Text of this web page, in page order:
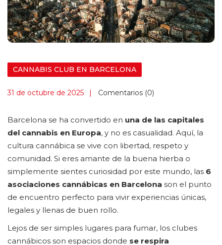
CANNABIS CLUB EN BARCELONA
31 de octubre de 2025 Comentarios (0)
Barcelona se ha convertido en una de las capitales
del cannabis en Europa, y no es casualidad. Aquí, la
cultura cannábica se vive con libertad, respeto y
comunidad. Si eres amante de la buena hierba o
simplemente sientes curiosidad por este mundo, las 6
asociaciones cannábicas en Barcelona son el punto
de encuentro perfecto para vivir experiencias únicas,
legales y llenas de buen rollo.
Lejos de ser simples lugares para fumar, los clubes
cannábicos son espacios donde se respira